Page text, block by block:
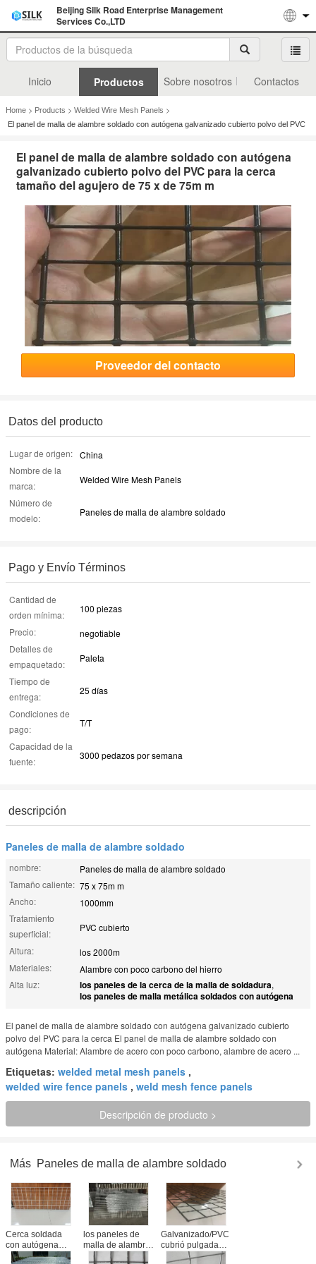
Beijing Silk Road Enterprise Management
Services Co.,LTD
Inicio Productos Sobre nosotros Contactos
Home > Products > Welded Wire Mesh Panels >
El panel de malla de alambre soldado con autógena galvanizado cubierto polvo del PVC
El panel de malla de alambre soldado con autógena
galvanizado cubierto polvo del PVC para la cerca
tamaño del agujero de 75 x de 75m m
Proveedor del contacto
Datos del producto
Lugar de origen: China
Nombre de la
marca:
Welded Wire Mesh Panels
Número de
modelo:
Paneles de malla de alambre soldado
Pago y Envío Términos
Cantidad de
orden mínima:
100 piezas
Precio:
negotiable
Detalles de
empaquetado:
Paleta
Tiempo de
entrega:
25 días
Condiciones de
pago:
T/T
Capacidad de la
fuente:
3000 pedazos por semana
descripción
Paneles de malla de alambre soldado
nombre:
Paneles de malla de alambre soldado
Tamaño caliente: 75 x 75m m
Ancho:
1000mm
Tratamiento
superficial:
PVC cubierto
Altura:
los 2000m
Materiales:
Alambre con poco carbono del hierro
Alta luz:
los paneles de la cerca de la malla de soldadura,
los paneles de malla metálica soldados con autógena
El panel de malla de alambre soldado con autógena galvanizado cubierto
polvo del PVC para la cerca El panel de malla de alambre soldado con
autógena Material: Alambre de acero con poco carbono, alambre de acero ...
Etiquetas: welded metal mesh panels ,
welded wire fence panels , weld mesh fence panels
Descripción de producto >
Más Paneles de malla de alambre soldado
Cerca soldada
con autógena
modificada para
los paneles de
malla de alambre
soldados con
Galvanizado/PVC
cubrió pulgada
soldada con